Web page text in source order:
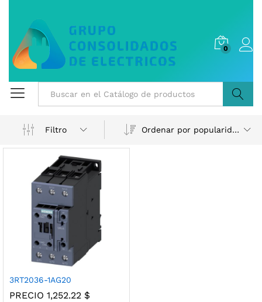
0
Filtro
Ordenar por popularidad
3RT2036-1AG20
PRECIO 1,252.22 $